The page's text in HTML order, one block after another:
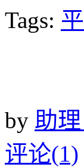
Tags:
by 助
评论(1)